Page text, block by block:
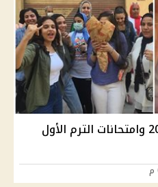
موعد إجازة نصف العام 2026 وامتحانات الترم الأول